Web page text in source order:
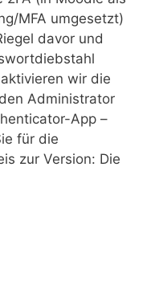
MFA umgesetzt)
davor und
wir die
Administrator
App –
für die
zur Version: Die